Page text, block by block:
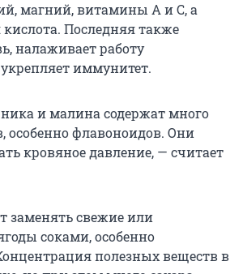
магний, витамины A и С, а
Последняя также
налаживает работу
иммунитет.
и малина содержат много
особенно флавоноидов. Они
кровяное давление, — считает
заменять свежие или
соками, особенно
полезных веществ в